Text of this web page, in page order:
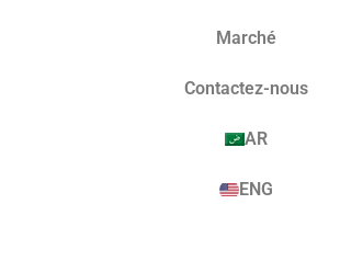
Marché​
Contactez-nous
AR
ENG